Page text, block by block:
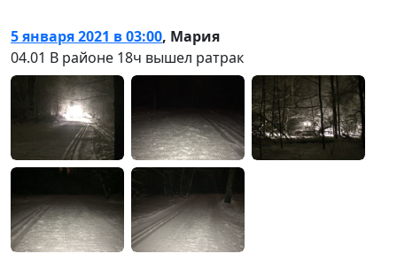
5 января 2021 в 03:00, Мария
04.01 В районе 18ч вышел ратрак